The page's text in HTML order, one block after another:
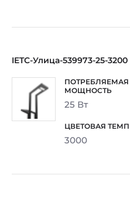
IETC-Улица-539973-25-
25 Вт
3000